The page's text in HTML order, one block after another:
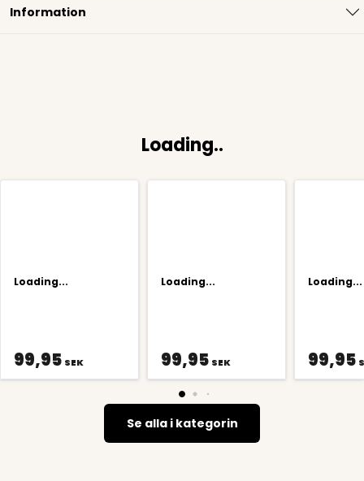
Information
Loading..
Loading...
99,95 SEK
Loading...
99,95 SEK
Loading...
99,95
Se alla i kategorin